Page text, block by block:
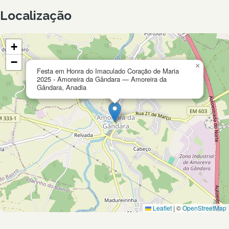
Localização
Festa em Honra do Imaculado Coração de Maria
2025 - Amoreira da Gândara — Amoreira da
Gândara, Anadia
×
+
−
Leaflet | ©OpenStreetMap